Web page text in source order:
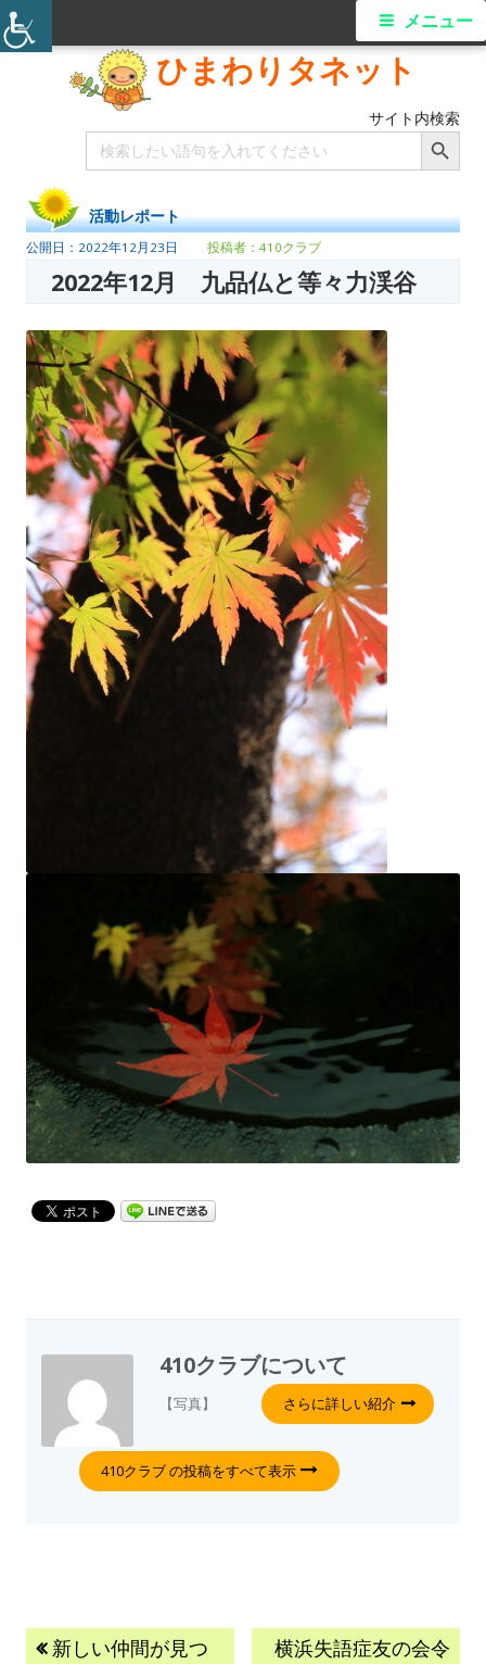
ひまわりタネット
サイト内検索
Search
for:
Search Button
メニュー
活動レポート
2022年12月23日 410クラブ
2022年12月 九品仏と等々力渓谷
410クラブについて
【写真】 さらに詳しい紹介
410クラブ の投稿をすべて表示
新しい仲間が見つ
横浜失語症友の会令